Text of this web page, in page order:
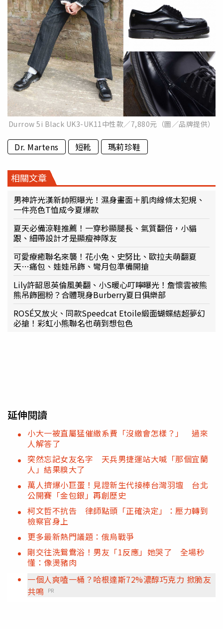
Durrow 5i Black UK3-UK11中性款／7,880元（圖／品牌提供）
Dr. Martens 短靴 瑪莉珍鞋
相關文章
男神許光漢新帥照曝光！濕身畫面＋肌肉線條太犯規、
一件亮色T恤成今夏爆款
夏天必備涼鞋推薦！一穿秒顯腿長、氣質翻倍，小貓
跟、細帶設計才是顯瘦神隊友
可愛療癒聯名來襲！花小兔、史努比、歐拉夫萌翻夏
天…痛包、娃娃吊飾、彎月包準備開搶
Lily許韶恩英倫風美翻、小S暖心叮嚀曝光！詹懷雲被熊
熊吊飾圈粉？合體現身Burberry夏日俱樂部
ROSÉ又放火、同款Speedcat Etoile緞面蝴蝶結超夢幻
必搶！彩虹小熊聯名也萌到想包色
延伸閱讀
小大一被直屬猛催繳系費「沒繳會怎樣？」 過來
人解答了
突然忘記女友名字 天兵男捷運站大喊「那個宜蘭
人」結果糗大了
萬人擠爆小巨蛋！見證新生代接棒台灣羽壇 台北
公開賽「金包銀」再創歷史
柯文哲不抗告 律師點頭「正確決定」：壓力轉到
檢察官身上
更多最新熱門議題：俄烏戰爭
剛交往洗鴛鴦浴！男友「1反應」她哭了 全場秒
懂：像燙豬肉
一個人爽嗑一桶？哈根達斯72%濃醇巧克力 掀脆友
共鳴 PR